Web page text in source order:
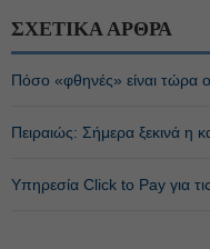
ΣΧΕΤΙΚΑ ΑΡΘΡΑ
Πόσο «φθηνές» είναι τώρα
Πειραιώς: Σήμερα ξεκινά η
Υπηρεσία Click to Pay για